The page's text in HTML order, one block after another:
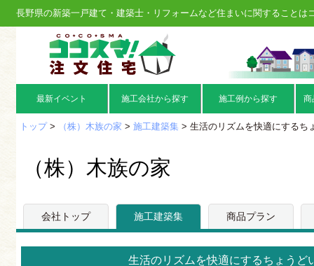
長野県の新築一戸建て・建築士・リフォームなど住まいに関することは
最新イベント 施工会社から探す 施工例から探す 商
トップ> （株）木族の家 > 施工建築集 > 生活のリズムを快適にするち
（株）木族の家
会社トップ 施工建築集 商品プラン
生活のリズムを快適にするちょうど